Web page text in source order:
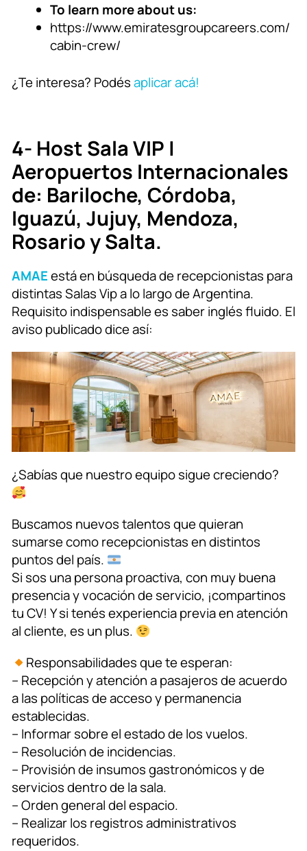
To learn more about us:
https://www.emiratesgroupcareers.com/
cabin-crew/
¿Te interesa? Podésaplicar acá!
4- Host Sala VIP |
Aeropuertos Internacionales
de: Bariloche, Córdoba,
Iguazú, Jujuy, Mendoza,
Rosario y Salta.
AMAEestá en búsqueda de recepcionistas para
distintas Salas Vip a lo largo de Argentina.
Requisito indispensable es saber inglés fluido. El
aviso publicado dice así:
¿Sabías que nuestro equipo sigue creciendo?
Buscamos nuevos talentos que quieran
sumarse como recepcionistas en distintos
puntos del país.
Si sos una persona proactiva, con muy buena
presencia y vocación de servicio, ¡compartinos
tu CV! Y si tenés experiencia previa en atención
al cliente, es un plus.
Responsabilidades que te esperan:
– Recepción y atención a pasajeros de acuerdo
a las políticas de acceso y permanencia
establecidas.
– Informar sobre el estado de los vuelos.
– Resolución de incidencias.
– Provisión de insumos gastronómicos y de
servicios dentro de la sala.
– Orden general del espacio.
– Realizar los registros administrativos
requeridos.